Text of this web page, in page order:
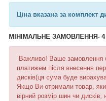
Ціна вказана за комплект
МІНІМАЛЬНЕ ЗАМОВЛЕННЯ-
Важливо! Ваше замовлення
платижем після внесення
дисків(ця сума буде
Якщо Ви отримали товар,
вірний розмір шин чи